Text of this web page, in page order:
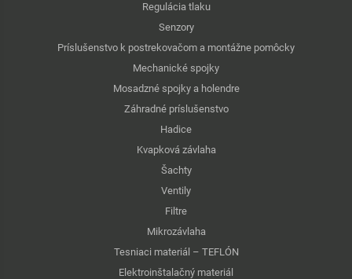
Regulácia tlaku
Senzory
Príslušenstvo k postrekovačom a montážne pomôcky
Mechanické spojky
Mosadzné spojky a holendre
Záhradné príslušenstvo
Hadice
Kvapková závlaha
Šachty
Ventily
Filtre
Mikrozávlaha
Tesniaci materiál – TEFLÓN
Elektroinštalačný materiál